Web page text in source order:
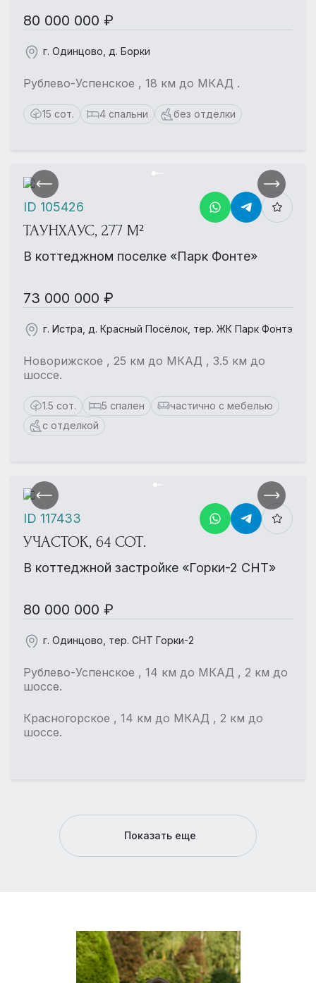
80 000 000 ₽
г. Одинцово, д. Борки
Рублево-Успенское , 18 км до МКАД .
15 сот. 4 спальни без отделки
ТАУНХАУС, 277 М²
В коттеджном поселке «Парк Фонте»
73 000 000 ₽
г. Истра, д. Красный Посёлок, тер. ЖК Парк Фонтэ
Новорижское , 25 км до МКАД , 3.5 км до
шоссе.
1.5 сот. 5 спален
частично с мебелью
с отделкой
ID 105426
УЧАСТОК, 64 СОТ.
В коттеджной застройке «Горки-2 СНТ»
80 000 000 ₽
г. Одинцово, тер. СНТ Горки-2
Рублево-Успенское , 14 км до МКАД , 2 км до
шоссе.
Красногорское , 14 км до МКАД , 2 км до
шоссе.
ID 117433
Показать еще